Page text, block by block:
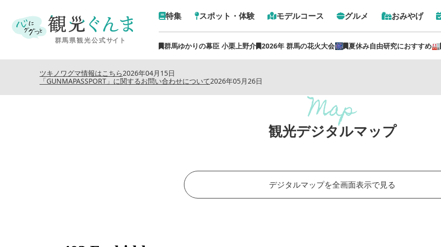
特集 スポット・体験 モデルコース グルメ おみやげ
群馬ゆかりの幕臣 小栗上野介 2026年 群馬の花火大会🎆 夏休み自由研究におすすめ🏭
2026年04月15日
ツキノワグマ情報はこちら
2026年05月26日
「GUNMAPASSPORT」に関するお問い合わせについて
観光デジタルマップ
デジタルマップを全画面表示で見る